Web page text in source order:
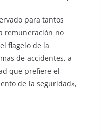
para tantos
remuneración no
flagelo de la
de accidentes, a
que prefiere el
de la seguridad»,